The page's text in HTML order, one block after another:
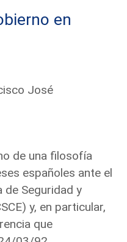
en
José
de una filosofía
españoles ante el
de Seguridad y
y, en particular,
que